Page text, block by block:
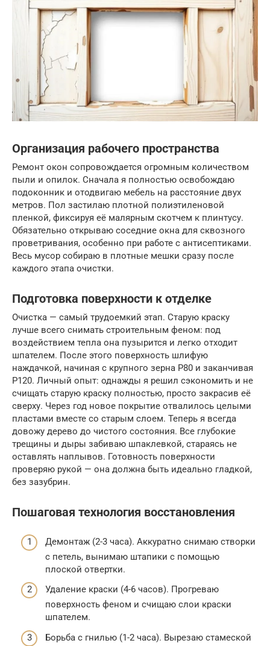
Организация рабочего пространства
Ремонт окон сопровождается огромным количеством
пыли и опилок. Сначала я полностью освобождаю
подоконник и отодвигаю мебель на расстояние двух
метров. Пол застилаю плотной полиэтиленовой
пленкой, фиксируя её малярным скотчем к плинтусу.
Обязательно открываю соседние окна для сквозного
проветривания, особенно при работе с антисептиками.
Весь мусор собираю в плотные мешки сразу после
каждого этапа очистки.
Подготовка поверхности к отделке
Очистка — самый трудоемкий этап. Старую краску
лучше всего снимать строительным феном: под
воздействием тепла она пузырится и легко отходит
шпателем. После этого поверхность шлифую
наждачкой, начиная с крупного зерна P80 и заканчивая
P120. Личный опыт: однажды я решил сэкономить и не
счищать старую краску полностью, просто закрасив её
сверху. Через год новое покрытие отвалилось целыми
пластами вместе со старым слоем. Теперь я всегда
довожу дерево до чистого состояния. Все глубокие
трещины и дыры забиваю шпаклевкой, стараясь не
оставлять наплывов. Готовность поверхности
проверяю рукой — она должна быть идеально гладкой,
без зазубрин.
Пошаговая технология восстановления
Демонтаж (2-3 часа). Аккуратно снимаю створки
с петель, вынимаю штапики с помощью
плоской отвертки.
Удаление краски (4-6 часов). Прогреваю
поверхность феном и счищаю слои краски
шпателем.
Борьба с гнилью (1-2 часа). Вырезаю стамеской